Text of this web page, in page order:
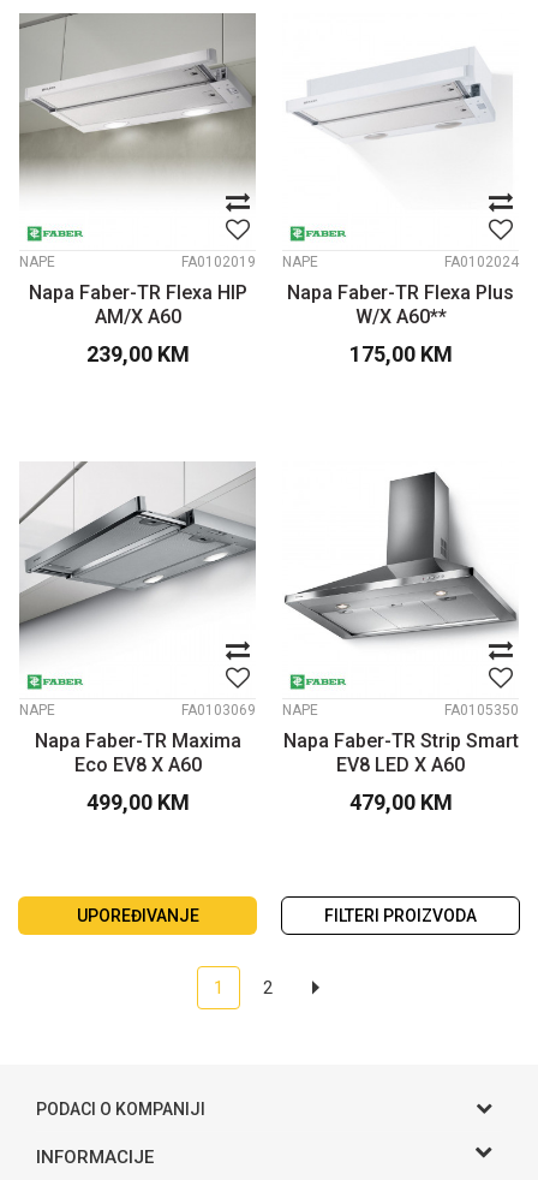
NAPE FA0102019
Napa Faber-TR Flexa HIP
AM/X A60
239,00 KM
NAPE FA0102024
Napa Faber-TR Flexa Plus
W/X A60**
175,00 KM
NAPE FA0103069
Napa Faber-TR Maxima
Eco EV8 X A60
499,00 KM
NAPE FA0105350
Napa Faber-TR Strip Smart
EV8 LED X A60
479,00 KM
UPOREĐIVANJE FILTERI PROIZVODA
1 2
PODACI O KOMPANIJI
Gama S doo
INFORMACIJE